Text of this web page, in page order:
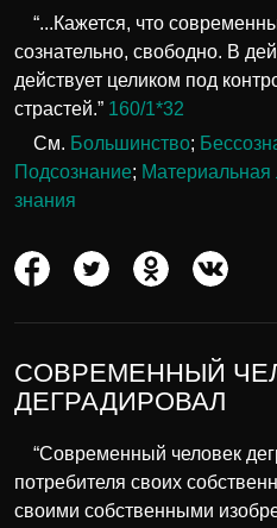
“...Кажется, что
сознательно, свободно. В
действует целиком под
страстей.” 160/1*32
См. Большинство;
Подсознание; Материальная
знания
СОВРЕМЕННЫЙ
ДЕГРАДИРОВАЛ
“Современный человек
потребителя своих
своими собственными